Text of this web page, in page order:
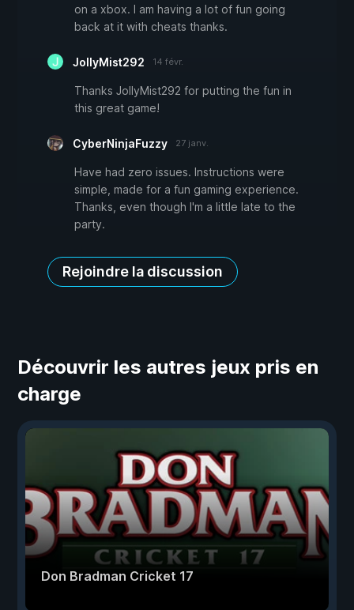
on a xbox. I am having a lot of fun going
back at it with cheats thanks.
JollyMist292 14 févr.
Thanks JollyMist292 for putting the fun in
this great game!
CyberNinjaFuzzy 27 janv.
Have had zero issues. Instructions were
simple, made for a fun gaming experience.
Thanks, even though I'm a little late to the
party.
Rejoindre la discussion
Découvrir les autres jeux pris en
charge
Don Bradman Cricket 17